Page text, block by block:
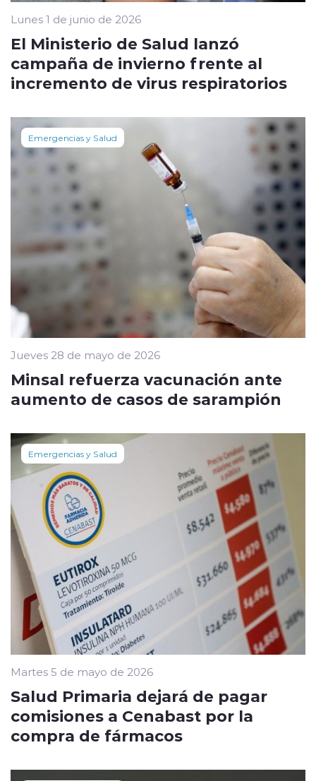
Lunes 1 de junio de 2026
El Ministerio de Salud lanzó
campaña de invierno frente al
incremento de virus respiratorios
Emergencias y Salud
Jueves 28 de mayo de 2026
Minsal refuerza vacunación ante
aumento de casos de sarampión
Emergencias y Salud
Martes 5 de mayo de 2026
Salud Primaria dejará de pagar
comisiones a Cenabast por la
compra de fármacos